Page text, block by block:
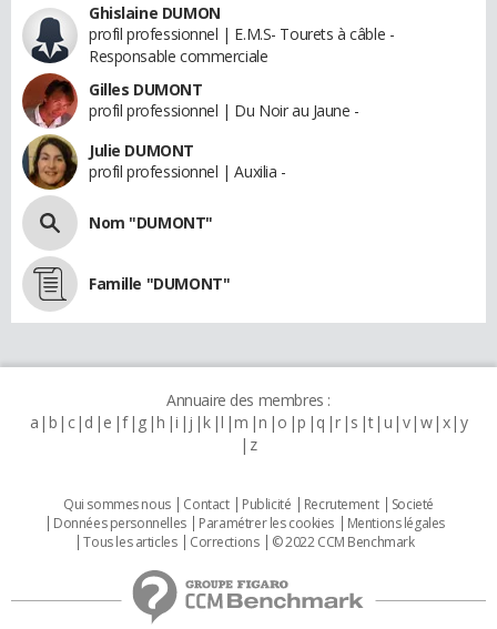
Ghislaine DUMON
profil professionnel | E.M.S- Tourets à câble -
Responsable commerciale
Gilles DUMONT
profil professionnel | Du Noir au Jaune -
Julie DUMONT
profil professionnel | Auxilia -
Nom "DUMONT"
Famille "DUMONT"
Annuaire des membres :
a b c d e f g h i j k l m n o p q r s t u v w x y
z
Qui sommes nous Contact Publicité Recrutement
Societé
Données personnelles
Paramétrer les cookies
Mentions légales
Tous les articles
Corrections © 2022 CCM Benchmark